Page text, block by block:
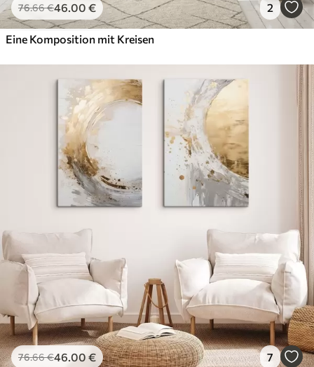
76.66€46.00 € 2
Eine Komposition mit Kreisen
76.66€46.00 € 7